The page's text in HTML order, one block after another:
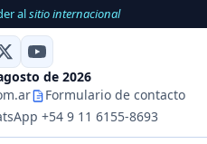
alsitio internacional
de 2026
Formulario de contacto
+54 9 11 6155-8693